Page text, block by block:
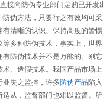
接向防伪专业部门定购已开发
防伪方法，只要行之有效均可
有清晰的认识、保持高度的警
等多种防伪技术，事实上，世
有防伪技术并不是万能的。别
术、造假技术。我国产品市场
业失之监控，许多防伪产品陷
适从，监督部门也难以监督。